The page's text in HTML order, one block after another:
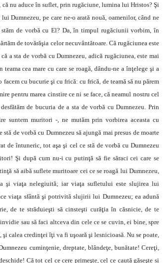
că nu aduce în suflet, prin rugăciune, lumina lui Hristos? Şi
Dumnezeu, pe care ne-o arată nouă, oamenilor, când ne
stăm de vorbă cu El? Da, în timpul rugăciunii vorbim, în
de tovărăşia celor necuvântătoare. Că rugăciunea este
a sta de vorbă cu Dumnezeu, adică rugăciunea, este mai
cea mare cu care se roagă, dându-ne a înţelege şi a
cu bucurie şi cu frică: cu frică, de teamă să nu părem
pentru marea cinstire ce ni se face, că neamul nostru cel
de bucuria de a sta de vorbă cu Dumnezeu. Prin
muritori -, ne mutăm prin vorbirea aceasta cu
de vorbă cu Dumnezeu să ajungă mai presus de moarte
de întuneric, tot aşa şi cel ce stă de vorbă cu Dumnezeu
Şi după cum nu-i cu putinţă să fie săraci cei care se
să aibă suflete muritoare cei ce se roagă lui Dumnezeu,
şi viaţa nelegiuită; iar viaţa sufletului este slujirea lui
viaţa sfântă şi potrivită slujirii lui Dumnezeu; ea adună
de te străduieşti să cinsteşti curăţia în căsnicie, de te
sau să faci altceva din cele ce se cuvin, ei bine, spre
calea credinţei îţi va fi uşoară şi lesnicioasă. Nu se poate,
cuminţenie, dreptate, blândeţe, bunătate! Cereţi,
Că tot cel ce cere primeşte, cel ce caută găseşte si